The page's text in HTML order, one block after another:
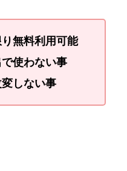
無料利用可能
使わない事
しない事